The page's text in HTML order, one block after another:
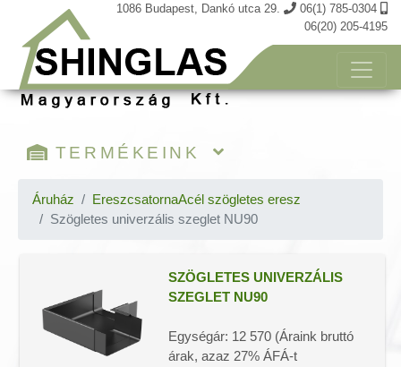
1086 Budapest, Dankó utca 29.
06(1) 785-0304
06(20) 205-4195
TERMÉKEINK
Öntapadós shinglas zsindely
Prémium zsindely
Katepal zsindely
Laminált zsindely
Áruház EreszcsatornaAcél szögletes eresz
Szögletes univerzális szeglet NU90
SZÖGLETES UNIVERZÁLIS
SZEGLET NU90
Egységár: 12 570 (Áraink bruttó
árak, azaz 27% ÁFÁ-t